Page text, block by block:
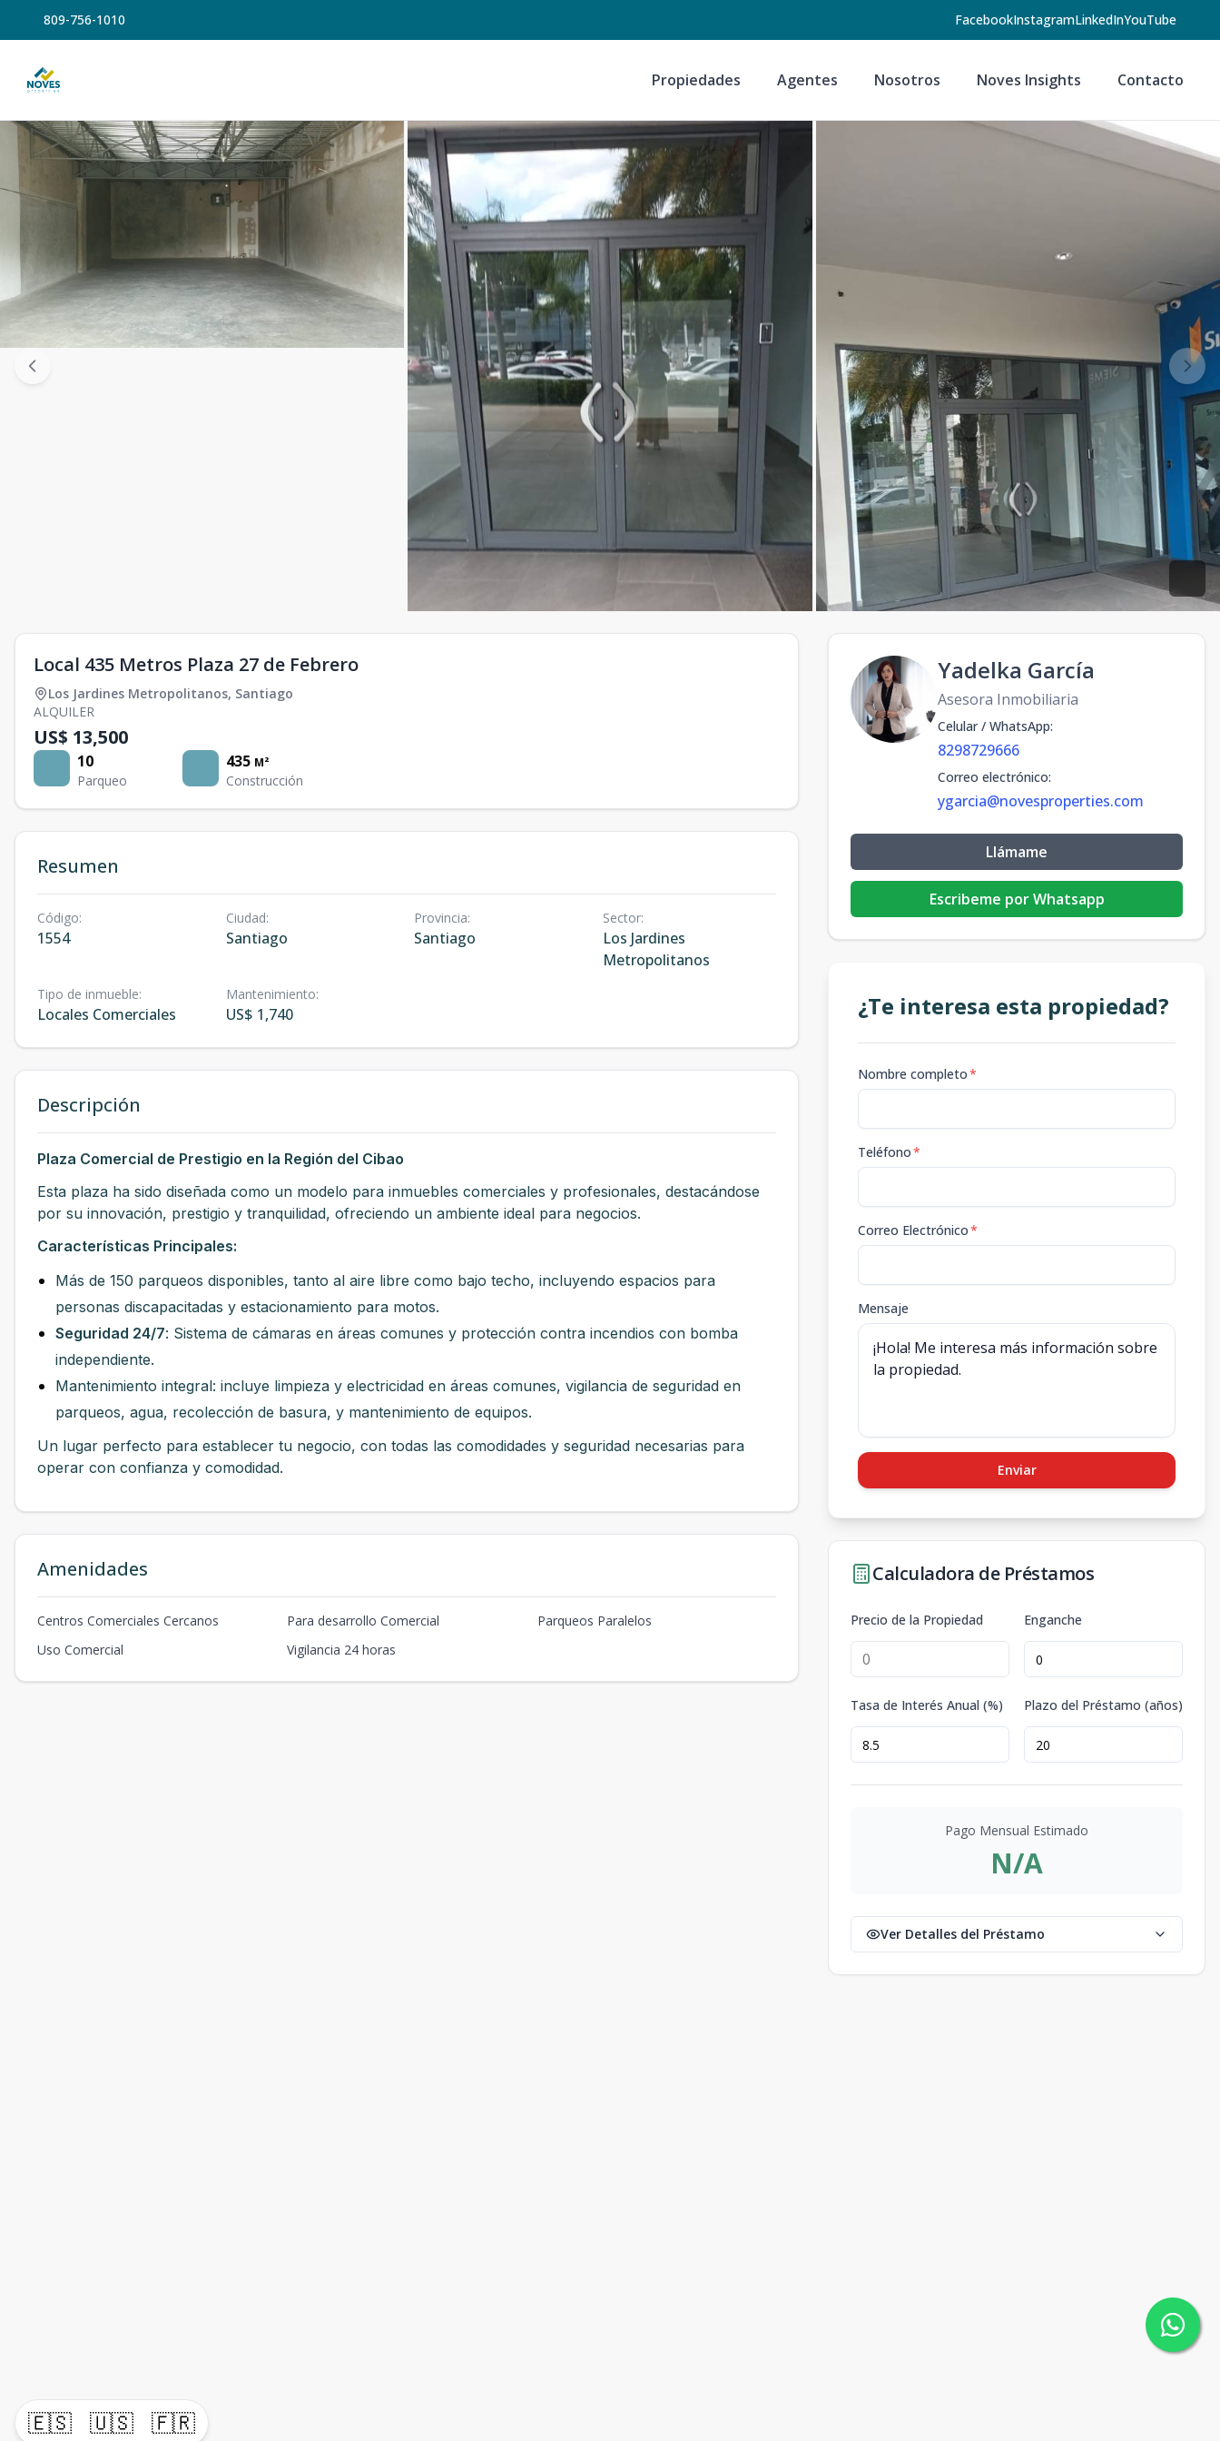
🇪🇸 🇺🇸 🇫🇷
809-756-1010 FacebookInstagramLinkedInYouTube
Propiedades Agentes Nosotros Noves Insights Contacto
Local 435 Metros Plaza 27 de Febrero
Los Jardines Metropolitanos, Santiago
ALQUILER
US$ 13,500
10
Parqueo
435 M²
Construcción
Resumen
Código:
1554
Ciudad:
Santiago
Provincia:
Santiago
Sector:
Los Jardines
Metropolitanos
Tipo de inmueble:
Locales Comerciales
Mantenimiento:
US$ 1,740
Descripción
Plaza Comercial de Prestigio en la Región del Cibao
Esta plaza ha sido diseñada como un modelo para inmuebles comerciales y profesionales, destacándose
por su innovación, prestigio y tranquilidad, ofreciendo un ambiente ideal para negocios.
Características Principales:
Más de 150 parqueos disponibles, tanto al aire libre como bajo techo, incluyendo espacios para
personas discapacitadas y estacionamiento para motos.
Seguridad 24/7: Sistema de cámaras en áreas comunes y protección contra incendios con bomba
independiente.
Mantenimiento integral: incluye limpieza y electricidad en áreas comunes, vigilancia de seguridad en
parqueos, agua, recolección de basura, y mantenimiento de equipos.
Un lugar perfecto para establecer tu negocio, con todas las comodidades y seguridad necesarias para
operar con confianza y comodidad.
Amenidades
Centros Comerciales Cercanos Para desarrollo Comercial
Parqueos Paralelos
Uso Comercial
Vigilancia 24 horas
Yadelka García
Asesora Inmobiliaria
Celular / WhatsApp:
8298729666
Correo electrónico:
ygarcia@novesproperties.com
Llámame
Escribeme por Whatsapp
¿Te interesa esta propiedad?
Nombre completo*
Teléfono*
Correo Electrónico*
Mensaje
Enviar
Calculadora de Préstamos
Precio de la Propiedad Enganche
Tasa de Interés Anual (%) Plazo del Préstamo (años)
Pago Mensual Estimado
N/A
Ver Detalles del Préstamo